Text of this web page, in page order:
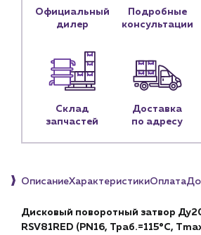
Наши партнёры
+7 (918) 070-19-79
Пн – пт: 9:00 – 18:00
Официальный
дилер
Подробные
консультации
Склад
запчастей
Доставка
по адресу
ОписаниеХарактеристикиОплата
Дисковый поворотный затвор
RSV81RED (PN16, Траб.=115°С,